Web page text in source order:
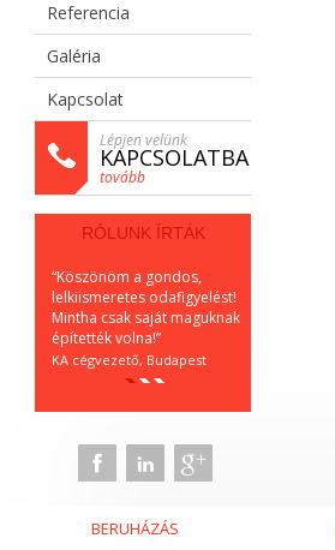
Referencia
Galéria
Kapcsolat
Lépjen velünk
KAPCSOLATBA
tovább
RÓLUNK ÍRTÁK
“Köszönöm a gondos,
lelkiismeretes odafigyelést!
Mintha csak saját maguknak
építették volna!”
KA cégvezető, Budapest
BERUHÁZÁS